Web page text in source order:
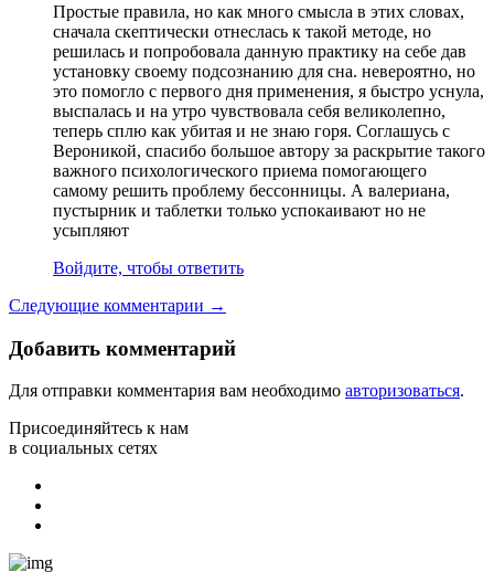
Простые правила, но как много смысла в этих словах,
сначала скептически отнеслась к такой методе, но
решилась и попробовала данную практику на себе дав
установку своему подсознанию для сна. невероятно, но
это помогло с первого дня применения, я быстро уснула,
выспалась и на утро чувствовала себя великолепно,
теперь сплю как убитая и не знаю горя. Соглашусь с
Вероникой, спасибо большое автору за раскрытие такого
важного психологического приема помогающего
самому решить проблему бессонницы. А валериана,
пустырник и таблетки только успокаивают но не
усыпляют
Войдите, чтобы ответить
Следующие комментарии →
Добавить комментарий
Для отправки комментария вам необходимо авторизоваться.
Присоединяйтесь к нам
в социальных сетях